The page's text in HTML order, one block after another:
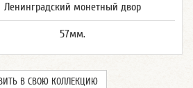
Ленинградский монетный двор
57мм.
В СВОЮ КОЛЛЕКЦИЮ